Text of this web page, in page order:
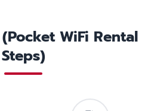
WiFi Rental
Steps)